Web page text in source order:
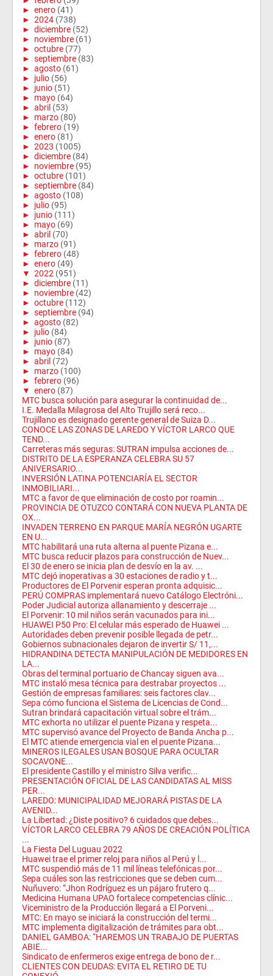
► enero (41)
► 2024 (738)
► diciembre (52)
► noviembre (61)
► octubre (77)
► septiembre (83)
► agosto (61)
► julio (56)
► junio (51)
► mayo (64)
► abril (53)
► marzo (80)
► febrero (19)
► enero (81)
► 2023 (1005)
► diciembre (84)
► noviembre (95)
► octubre (101)
► septiembre (84)
► agosto (108)
► julio (95)
► junio (111)
► mayo (69)
► abril (70)
► marzo (91)
► febrero (48)
► enero (49)
▼ 2022 (951)
► diciembre (11)
► noviembre (42)
► octubre (112)
► septiembre (94)
► agosto (82)
► julio (84)
► junio (87)
► mayo (84)
► abril (72)
► marzo (100)
► febrero (96)
▼ enero (87)
MTC busca solución para asegurar la continuidad de...
I.E. Medalla Milagrosa del Alto Trujillo será reco...
Trujillano es designado gerente general de Suiza D...
CONOCE LAS ZONAS DE LAREDO Y VÍCTOR LARCO QUE
TEND...
Carreteras más seguras: SUTRAN impulsa acciones de...
DISTRITO DE LA ESPERANZA CELEBRA SU 57
ANIVERSARIO...
INVERSIÓN LATINA POTENCIARÍA EL SECTOR
INMOBILIARI...
MTC a favor de que eliminación de costo por roamin...
PROVINCIA DE OTUZCO CONTARÁ CON NUEVA PLANTA DE
OX...
INVADEN TERRENO EN PARQUE MARÍA NEGRÓN UGARTE
EN U...
MTC habilitará una ruta alterna al puente Pizana e...
MTC busca reducir plazos para construcción de Nuev...
El 30 de enero se inicia plan de desvío en la av. ...
MTC dejó inoperativas a 30 estaciones de radio y t...
Productores de El Porvenir esperan pronta adquisic...
PERÚ COMPRAS implementará nuevo Catálogo Electróni...
Poder Judicial autoriza allanamiento y descerraje ...
El Porvenir: 10 mil niños serán vacunados para ini...
HUAWEI P50 Pro: El celular más esperado de Huawei ...
Autoridades deben prevenir posible llegada de petr...
Gobiernos subnacionales dejaron de invertir S/ 11,...
HIDRANDINA DETECTA MANIPULACIÓN DE MEDIDORES EN
LA...
Obras del terminal portuario de Chancay siguen ava...
MTC instaló mesa técnica para destrabar proyectos ...
Gestión de empresas familiares: seis factores clav...
Sepa cómo funciona el Sistema de Licencias de Cond...
Sutran brindará capacitación virtual sobre el trám...
MTC exhorta no utilizar el puente Pizana y respeta...
MTC supervisó avance del Proyecto de Banda Ancha p...
El MTC atiende emergencia vial en el puente Pizana...
MINEROS ILEGALES USAN BOSQUE PARA OCULTAR
SOCAVONE...
El presidente Castillo y el ministro Silva verific...
PRESENTACIÓN OFICIAL DE LAS CANDIDATAS AL MISS
PER...
LAREDO: MUNICIPALIDAD MEJORARÁ PISTAS DE LA
AVENID...
La Libertad: ¿Diste positivo? 6 cuidados que debes...
VÍCTOR LARCO CELEBRA 79 AÑOS DE CREACIÓN POLÍTICA
...
La Fiesta Del Luguau 2022
Huawei trae el primer reloj para niños al Perú y l...
MTC suspendió más de 11 mil líneas telefónicas por...
Sepa cuáles son las restricciones que se deben cum...
Nuñuvero: “Jhon Rodríguez es un pájaro frutero q...
Medicina Humana UPAO fortalece competencias clínic...
Viceministro de la Producción llegará a El Porveni...
MTC: En mayo se iniciará la construcción del termi...
MTC implementa digitalización de trámites para obt...
DANIEL GAMBOA: “HAREMOS UN TRABAJO DE PUERTAS
ABIE...
Sindicato de enfermeros exige entrega de bono de r...
CLIENTES CON DEUDAS: EVITA EL RETIRO DE TU